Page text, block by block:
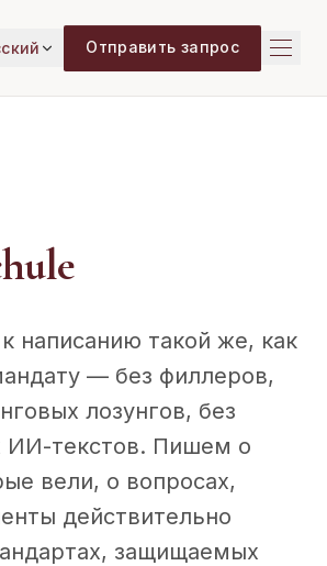
Отправить запрос
написанию такой же, как
— без филлеров,
лозунгов, без
ИИ-текстов. Пишем о
вели, о вопросах,
действительно
защищаемых